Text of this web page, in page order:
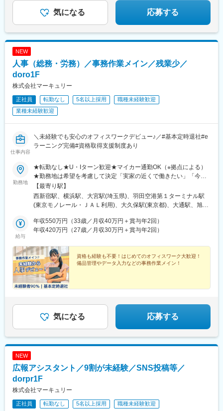
幌駅、函館駅、小樽駅、千歳駅(北海道)、青森駅、一ノ関駅、遠野
駅、久慈駅、水沢駅、秋田駅、横手駅、あおば通駅、泉中央駅、
岡県)、大場駅、西金沢駅、松任駅、野々市工大前駅、小松駅、亀
田駅、白山駅(新潟県)、新津駅、燕三条駅、東三条駅、篠ノ井駅、
松本駅、上諏訪駅、富山駅、高岡駅、新高岡駅、魚津駅、福井城
址大名町駅、水居駅、丸岡駅、岐阜駅、高山駅、名鉄岐阜駅、大
垣駅、津駅、近鉄四日市駅、津新町駅、鈴鹿市駅、播磨駅、草津
駅(滋賀県)、大津駅、南草津駅、彦根駅、長浜駅、西梅田駅、梅田
駅(地下鉄)、布施駅、堺市駅、ハーバーランド駅、三ノ宮駅、西宮
木駅、和歌山駅、和歌山市駅、後藤駅、弓ケ浜駅、鳥取駅、松江
駅、出雲市駅、山口駅(山口県)、下関駅、徳島駅、佐古駅、阿南
博多駅、天神駅、小倉駅(福岡県)、久留米駅、原田駅(福岡県)、行
橋駅、南行橋駅、長崎駅(長崎県)、長崎駅前駅、大分駅、賀来駅、
西大分駅、熊本駅、南宮崎駅、都城駅、鹿児島駅、谷山駅(鹿児島
市電)、那覇空港駅(鉄道)、県庁前駅(沖縄県)、おもろまち駅、都庁
前駅、神奈川駅、羽田空港第１・第２ターミナル駅(京急)、新大久
保駅、さっぽろ駅、広瀬通駅、宇都宮駅東口駅、金沢駅、市役所
前駅(長野県)、桜橋駅(富山県)、東梅田駅、なんば駅(地下鉄)、岡
山駅前駅、市役所前駅(愛媛県)、片原町駅(香川県)、熊本城・市役
所前駅、新宿御苑前駅、要町駅、京王八王子駅、立川南駅、平沼
工機前駅、中央前橋駅、西桐生駅、函館駅前駅、仙台駅(地下鉄)、
曽根田駅、近鉄名古屋駅、大須観音駅、新豊橋駅、豊川稲荷駅、
第一通り駅、新西金沢駅、西松本駅、新魚津駅、あすなろう四日
市駅、上栄町駅、大阪梅田駅(阪神線)、大阪梅田駅(阪急線)、小路
駅、浅香駅、神戸駅(兵庫県)、三宮駅(神戸新交通)、西宮駅、山陽
園駅(福岡県)、西鉄福岡駅、五島町駅、熊本駅前駅、鹿児島駅前
駅、谷山駅(指宿枕崎線)、美栄橋駅、新宿西口駅、反町駅、羽田空
港第２ターミナル駅(東京モノレール・ＡＮＡ利用)、西武新宿駅、
駅、電鉄富山駅、末広町駅(富山県)、大阪駅、高速神戸駅、三宮駅
(神戸市営)、阪神国道駅、畝傍駅、南堀端駅、二本木口駅、桜島桟
橋通駅、上塩屋駅、旭橋駅
それぞれの個性を活かしながら、
のびのびと働いています！
気になる 応募する
NEW
人事（総務・労務）／事務作業メイン／残業少／
doro1F
株式会社マーキュリー
正社員 転勤なし 5名以上採用
職種未経験歓迎
業種未経験歓迎
仕事内容
＼未経験でも安心のオフィスワークデビュー♪／#基本定時退社#e
ラーニング完備#資格取得支援制度あり
勤務地
★転勤なし★U・Iターン歓迎★マイカー通勤OK（※拠点による）
★勤務地は希望を考慮して決定「実家の近くで働きたい」「今の
生活圏を変えたくない」そんな希望も相談OKです。地元に戻って
の就職・転職も応援します！生活スタイルが変わって、勤務エリ
アを変えたいという相談も可能です！■北海道・東北：北海道・青
南関東：東京・神奈川・埼玉・千葉■中部：岐阜・愛知・静岡・石
川・新潟・長野・富山・福井・三重■近畿：滋賀・大阪・兵庫・奈
香川・愛媛■九州：福岡・長崎・大分・熊本・宮崎・鹿児島・沖縄
【最寄り駅】
西新宿駅、横浜駅、大宮駅(埼玉県)、羽田空港第１ターミナル駅
(東京モノレール・ＪＡＬ利用)、大久保駅(東京都)、大通駅、旭川
亀島駅、新浜松駅、新潟駅、新静岡駅、三島広小路駅、北鉄金沢
駅、長野駅、電気ビル前駅、福井駅、北新地駅、姫路駅、なんば
神南駅、眉山ロープウェイ山麓駅、浦添前田駅、通町筋駅、宮崎
駅、渋谷駅、新宿駅、新宿三丁目駅、池袋駅、吉祥寺駅、町田
駅、八王子駅、立川駅、新横浜駅、川崎駅、座間駅、相模原駅、
藤沢駅、海老名駅(相模線)、浦和駅、さいたま新都心駅、川口駅、
上尾駅、新座駅、熊谷駅、春日部駅、千葉中央駅、千葉みなと
駅、伊勢崎駅、前橋駅、世良田駅、桐生駅、栃木駅、小山駅、札
幌駅、函館駅、小樽駅、千歳駅(北海道)、青森駅、一ノ関駅、遠野
駅、久慈駅、水沢駅、秋田駅、横手駅、あおば通駅、泉中央駅、
古川駅、気仙沼駅、蔵王駅、山形駅、寒河江駅、酒田駅、福島駅
(福島県)、いわき駅、会津若松駅、郡山富田駅、白河駅、名鉄名古
屋駅、栄駅(愛知県)、豊橋駅、豊川駅、岡崎駅、安城駅、浜松駅、
岡県)、大場駅、西金沢駅、松任駅、野々市工大前駅、小松駅、亀
田駅、白山駅(新潟県)、新津駅、燕三条駅、東三条駅、篠ノ井駅、
址大名町駅、水居駅、丸岡駅、岐阜駅、高山駅、名鉄岐阜駅、大
垣駅、津駅、近鉄四日市駅、津新町駅、鈴鹿市駅、播磨駅、草津
給与
年収550万円（33歳／月収40万円＋賞与年2回）
年収420万円（27歳／月収30万円＋賞与年2回）
資格も経験も不要！はじめてのオフィスワーク大歓迎！
備品管理やデータ入力などの事務作業メイン！
気になる 応募する
NEW
広報アシスタント／9割が未経験／SNS投稿等／
dorpr1F
株式会社マーキュリー
正社員 転勤なし 5名以上採用 職種未経験歓迎